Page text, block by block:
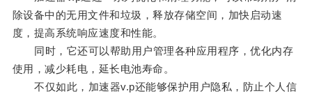
除设备中的无用文件和垃圾，释放存储空间，加快启动速
度，提高系统响应速度和性能。
同时，它还可以帮助用户管理各种应用程序，优化内存
使用，减少耗电，延长电池寿命。
不仅如此，加速器v.p还能够保护用户隐私，防止个人信